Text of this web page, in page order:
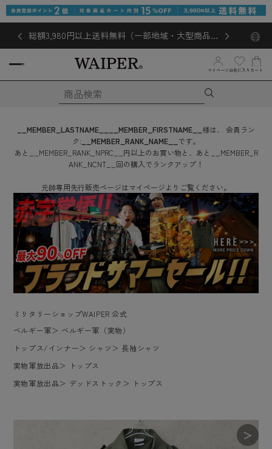
総額3,980円以上送料無料（一部地域・大型商品対
マイページ お気に入り カート
__MEMBER_LASTNAME__ __MEMBER_FIRSTNAME__ 様は、
会員ラン
ク: __MEMBER_RANK_NAME__ です。
あと
__MEMBER_RANK_NPRC__ 円以上のお買い物と、あと
__MEMBER_R
ANK_NCNT__ 回の購入でランクアップ！
元帥専用先行販売ページはマイページよりご覧ください。
ミリタリーショップWAIPER 公式
ベルギー軍＞ ベルギー軍（実物）
トップス/インナー＞ シャツ ＞ 長袖シャツ
実物軍放出品＞
トップス
実物軍放出品＞ デッドストック ＞ トップス
＞